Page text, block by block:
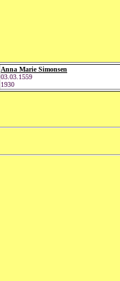
Anna Marie Simonsen
03.03.1559
1930